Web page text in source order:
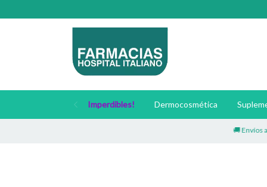
Imperdibles! Dermocosmética
🚚 Envíos a